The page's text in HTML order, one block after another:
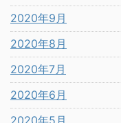
2020年9月
2020年8月
2020年7月
2020年6月
2020年5月